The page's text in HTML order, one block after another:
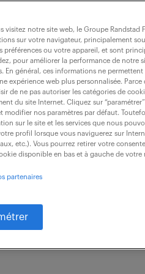
h)
intérim 6 mois
offre une vision
garantit une
visitez notre site web, le Groupe
sur votre navigateur, principalement
préférences ou votre appareil, et sont
pour améliorer la performance de notre
En général, ces informations ne
expérience web plus personnalisée.
de ne pas autoriser les catégories de
du site Internet. Cliquez sur
modifier nos paramètres par défaut.
sur le site et les services que nous
profil lorsque vous naviguerez sur
etc.). Vous pourrez retirer votre
disponible en bas et à gauche de votre
partenaires